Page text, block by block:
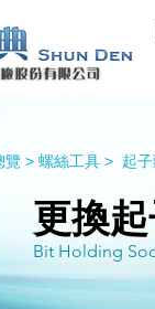
覽 > 螺絲工具 > 起
更換
Bit Holding